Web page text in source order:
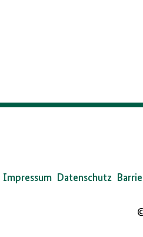
Impressum Datenschutz